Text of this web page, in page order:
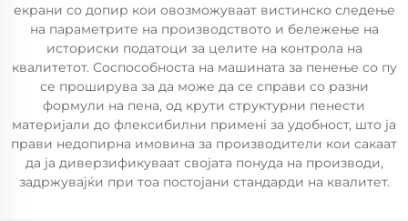
екрани со допир кои овозможуваат вистинско следење
на параметрите на производството и бележење на
историски податоци за целите на контрола на
квалитетот. Соспособноста на машината за пенење со пу
се проширува за да може да се справи со разни
формули на пена, од крути структурни пенести
материјали до флексибилни применi за удобност, што ја
прави недопирна имовина за производители кои сакаат
да ја диверзификуваат својата понуда на производи,
задржувајќи при тоа постојани стандарди на квалитет.